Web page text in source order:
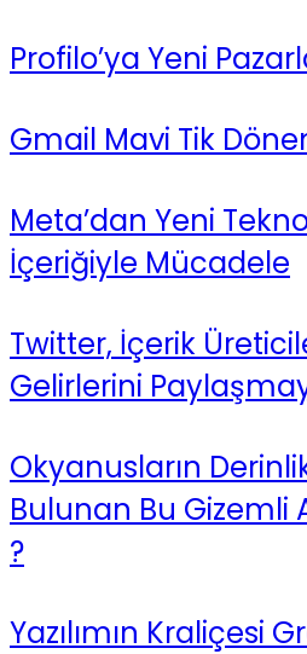
Profilo’ya Yeni
Gmail Mavi Tik
Meta’dan Yeni
İçeriğiyle Mücadele
Twitter, İçerik
Gelirlerini
Okyanusların
Bulunan Bu Gizemli
?
Yazılımın Kraliçesi